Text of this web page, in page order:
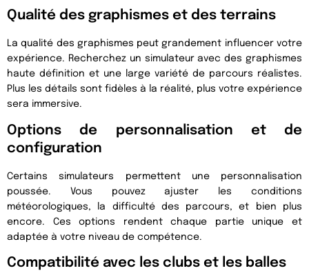
Qualité des graphismes et des terrains
La qualité des graphismes peut grandement influencer votre
expérience. Recherchez un simulateur avec des graphismes
haute définition et une large variété de parcours réalistes.
Plus les détails sont fidèles à la réalité, plus votre expérience
sera immersive.
Options de personnalisation et de
configuration
Certains simulateurs permettent une personnalisation
poussée. Vous pouvez ajuster les conditions
météorologiques, la difficulté des parcours, et bien plus
encore. Ces options rendent chaque partie unique et
adaptée à votre niveau de compétence.
Compatibilité avec les clubs et les balles